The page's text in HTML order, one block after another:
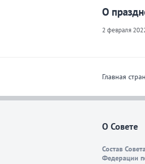
О
2 февраля
Главная
О Совете
Состав
Федерации